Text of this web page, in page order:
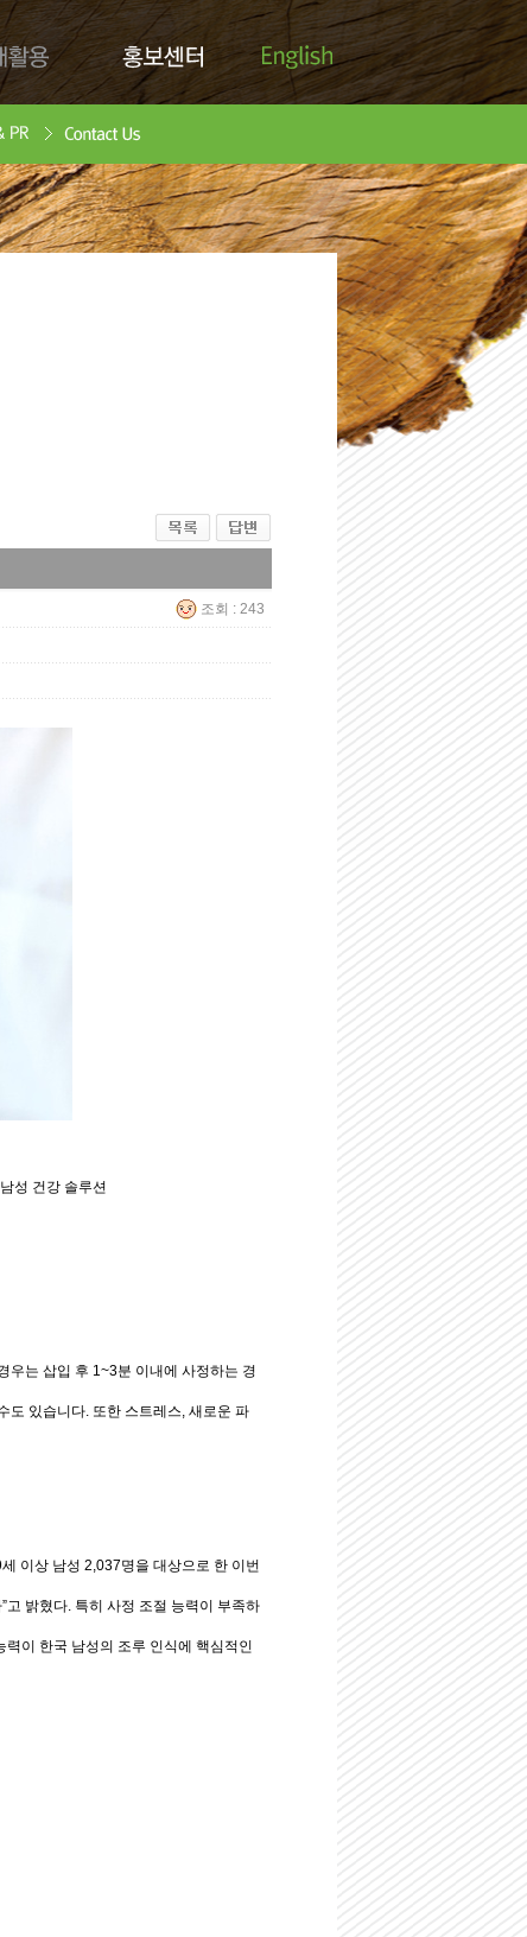
홍보센터 English
조회 : 243
성 건강 솔루션
우는 삽입 후 1~3분 이내에 사정하는 경
도 있습니다. 또한 스트레스, 새로운 파
이상 남성 2,037명을 대상으로 한 이번
밝혔다. 특히 사정 조절 능력이 부족하
이 한국 남성의 조루 인식에 핵심적인